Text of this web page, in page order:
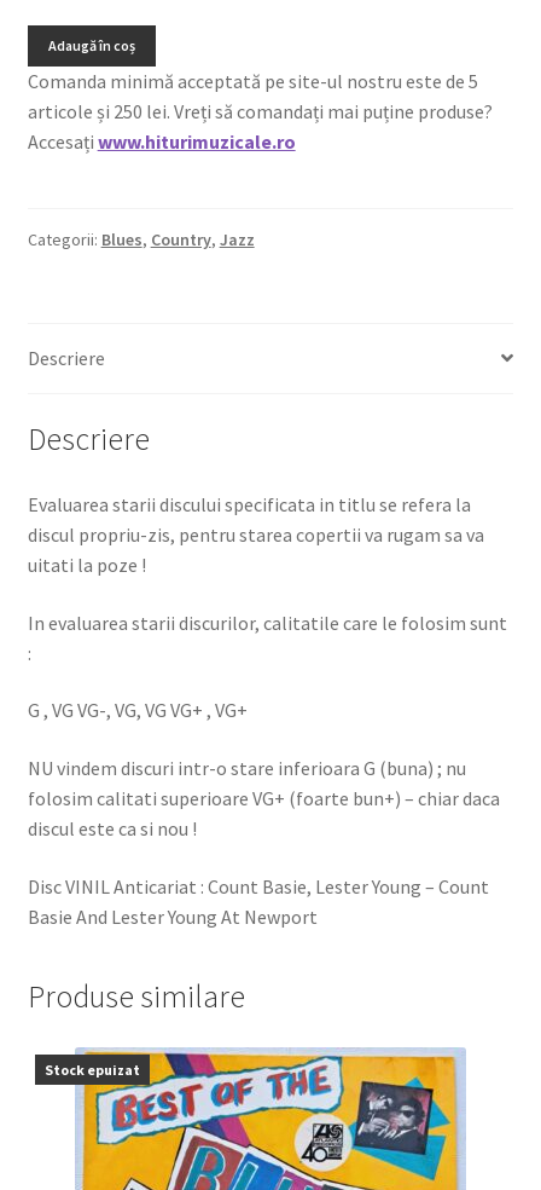
Adaugă în coș
Comanda minimă acceptată pe site-ul nostru este de 5
articole și 250 lei. Vreți să comandați mai puține produse?
Accesați www.hiturimuzicale.ro
Categorii: Blues, Country, Jazz
Descriere
Descriere
Evaluarea starii discului specificata in titlu se refera la
discul propriu-zis, pentru starea copertii va rugam sa va
uitati la poze !
In evaluarea starii discurilor, calitatile care le folosim sunt
:
G , VG VG-, VG, VG VG+ , VG+
NU vindem discuri intr-o stare inferioara G (buna) ; nu
folosim calitati superioare VG+ (foarte bun+) – chiar daca
discul este ca si nou !
Disc VINIL Anticariat : Count Basie, Lester Young – Count
Basie And Lester Young At Newport
Produse similare
Stock epuizat